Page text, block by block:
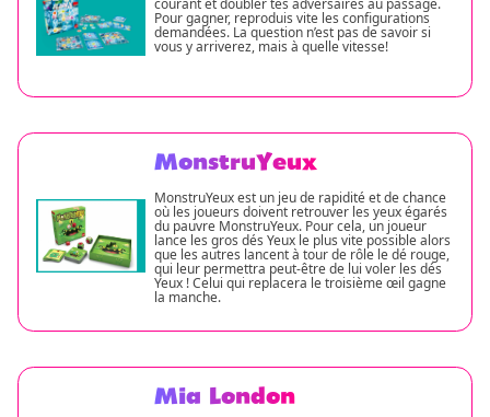
courant et doubler tes adversaires au passage.
Pour gagner, reproduis vite les configurations
demandées. La question n’est pas de savoir si
vous y arriverez, mais à quelle vitesse!
MonstruYeux
MonstruYeux est un jeu de rapidité et de chance
où les joueurs doivent retrouver les yeux égarés
du pauvre MonstruYeux. Pour cela, un joueur
lance les gros dés Yeux le plus vite possible alors
que les autres lancent à tour de rôle le dé rouge,
qui leur permettra peut-être de lui voler les dés
Yeux ! Celui qui replacera le troisième œil gagne
la manche.
Mia London